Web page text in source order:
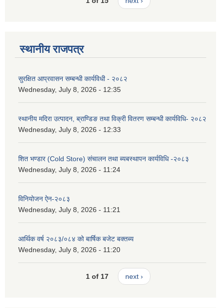
स्थानीय राजपत्र
सुरक्षित आप्रवासन सम्बन्धी कार्यविधी - २०८२
Wednesday, July 8, 2026 - 12:35
स्थानीय मदिरा उत्पादन, ब्राण्डिङ तथा विक्री वितरण सम्बन्धी कार्यविधि- २०८२
Wednesday, July 8, 2026 - 12:33
शित भण्डार (Cold Store) संचालन तथा ब्यबस्थापन कार्यविधि -२०८३
Wednesday, July 8, 2026 - 11:24
विनियोजन ऐन-२०८३
Wednesday, July 8, 2026 - 11:21
आर्थिक वर्ष २०८३/०८४ को बार्षिक बजेट बक्तब्य
Wednesday, July 8, 2026 - 11:20
1 of 17 next ›